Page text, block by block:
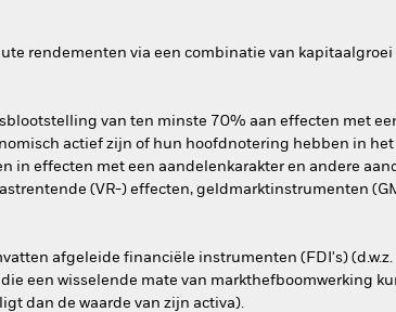
rendementen via een combinatie van
van ten minste 70% aan effecten met
actief zijn of hun hoofdnotering hebben in
in effecten met een aandelenkarakter en andere
(VR-) effecten, geldmarktinstrumenten
afgeleide financiële instrumenten (FDI's)
een wisselende mate van markthefboomwerking
dan de waarde van zijn activa).